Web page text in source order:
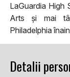
LaGuardia High
Arts și mai
Philadelphia
Detalii